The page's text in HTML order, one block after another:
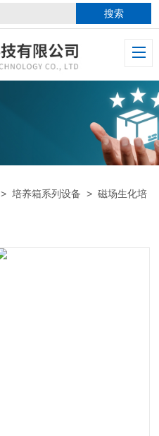
>培养箱系列设备 >磁场生化培